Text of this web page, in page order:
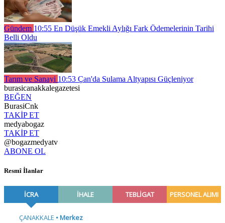
Gündem 10:55 En Düşük Emekli Aylığı Fark Ödemelerinin Tarihi
Belli Oldu
Tarım ve Sanayi 10:53 Çan'da Sulama Altyapısı Güçleniyor
burasicanakkalegazetesi
BEĞEN
BurasiCnk
TAKİP ET
medyabogaz
TAKİP ET
@bogazmedyatv
ABONE OL
Resmî İlanlar